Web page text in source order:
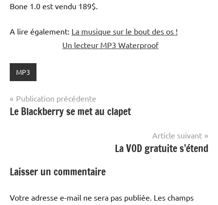
Bone 1.0 est vendu 189$.
A lire également: La musique sur le bout des os !
Un lecteur MP3 Waterproof
MP3
Navigation
de
Publication précédente
Le Blackberry se met au clapet
Article suivant
La VOD gratuite s’étend
Laisser un commentaire
Votre adresse e-mail ne sera pas publiée. Les champs